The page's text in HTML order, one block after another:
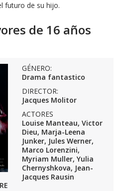
futuro de su hijo.
de 16 años
GÉNERO:
Drama fantastico
DIRECTOR:
Jacques Molitor
ACTORES
Louise Manteau, Victor
Dieu, Marja-Leena
Junker, Jules Werner,
Marco Lorenzini,
Myriam Muller, Yulia
Chernyshkova, Jean-
Jacques Rausin